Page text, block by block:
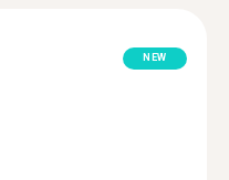
NEW